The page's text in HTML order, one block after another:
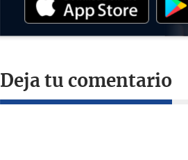
Deja tu comentario